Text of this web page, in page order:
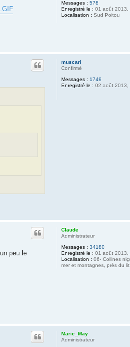
Messages : 578
Enregistré le : 01 août 2013,
Localisation : Sud Poitou
muscari
Confirmé
Messages : 1749
Enregistré le : 02 août 2013,
Claude
Administrateur
Messages : 34180
Enregistré le : 01 août 2013,
Localisation : 06- Collines
mer et montagnes, près du lit
peu le
Marie_May
Administrateur